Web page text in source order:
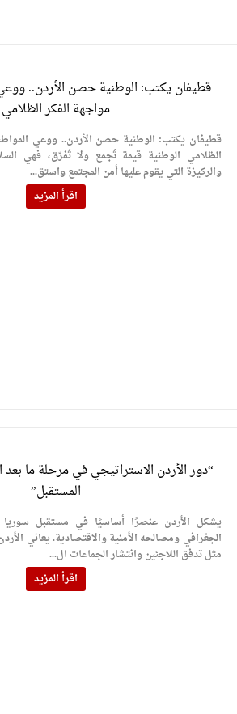
قطيفان يكتب: الوطنية حصن الأردن..
مواجهة الفكر الظلامي
قطيفان يكتب: الوطنية حصن الأردن.. ووعي
الظلامي الوطنية قيمة تُجمع ولا تُفرّق، فهي
والركيزة التي يقوم عليها أمن المجتمع واستق...
اقرأ المزيد
“دور الأردن الاستراتيجي في مرحلة ما
المستقبل”
يشكل الأردن عنصرًا أساسيًا في مستقبل سوريا
الجغرافي ومصالحه الأمنية والاقتصادية. يعاني
مثل تدفق اللاجئين وانتشار الجماعات ال...
اقرأ المزيد